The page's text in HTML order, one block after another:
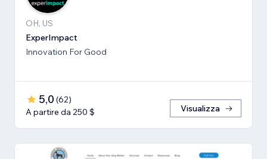
OH, US
ExperImpact
Innovation For Good
5,0 (62)
A partire da 250 $
Visualizza